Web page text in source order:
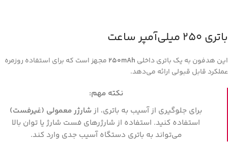
باتری 250 میلی‌آمپر ساعت
این هدفون به یک باتری داخلی 250mAh مجهز است که برای استفاده روزمره
عملکرد قابل قبولی ارائه می‌دهد.
نکته مهم:
برای جلوگیری از آسیب به باتری، ازشارژر معمولی (غیرفست)
استفاده کنید. استفاده از شارژرهای فست شارژ یا توان بالا
می‌تواند به باتری دستگاه آسیب جدی وارد کند.